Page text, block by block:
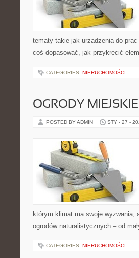
tematy takie jak urządzenia do
coś dopasować, jak przykręcić
CATEGORIES: NIERUCHOMOŚCI
OGRODY
POSTED BY ADMIN STY - 27 -
którym klimat ma swoje wyzwania,
ogrodów naturalistycznych – od
CATEGORIES: NIERUCHOMOŚCI